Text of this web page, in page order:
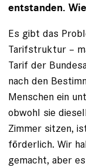
entstanden.
Es gibt das
Tarifstruktur –
Tarif der
nach den
Menschen ein
obwohl sie
Zimmer sitzen,
förderlich. Wir
gemacht, aber